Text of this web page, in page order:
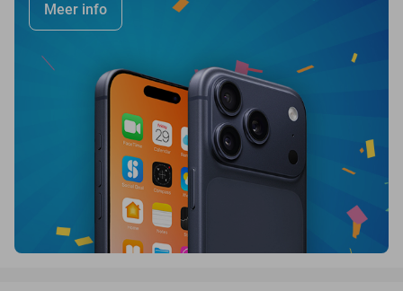
Meer info